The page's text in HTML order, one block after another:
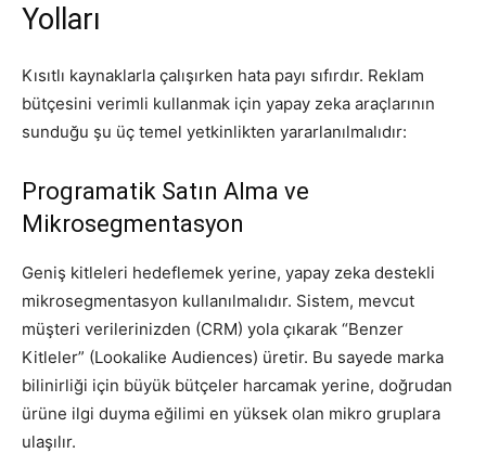
Yolları
Kısıtlı kaynaklarla çalışırken hata payı sıfırdır. Reklam
bütçesini verimli kullanmak için yapay zeka araçlarının
sunduğu şu üç temel yetkinlikten yararlanılmalıdır:
Programatik Satın Alma ve
Mikrosegmentasyon
Geniş kitleleri hedeflemek yerine, yapay zeka destekli
mikrosegmentasyon kullanılmalıdır. Sistem, mevcut
müşteri verilerinizden (CRM) yola çıkarak “Benzer
Kitleler” (Lookalike Audiences) üretir. Bu sayede marka
bilinirliği için büyük bütçeler harcamak yerine, doğrudan
ürüne ilgi duyma eğilimi en yüksek olan mikro gruplara
ulaşılır.